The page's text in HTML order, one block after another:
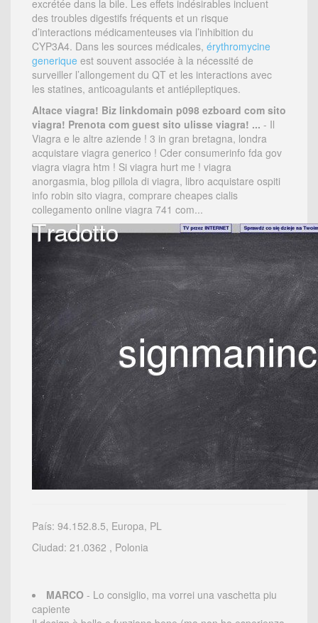
excrétée dans la bile. Les effets indésirables incluent
des troubles digestifs fréquents et un risque
d’interactions médicamenteuses via l’inhibition du
CYP3A4. Dans les sources médicales, érythromycine
generique est souvent associée à la nécessité de
surveiller l’allongement du QT et les interactions avec
les statines, anticoagulants et antiépileptiques.
Altace viagra! Biz linkdomain p098 ezboard com sito
viagra! Prenota com guest sito ulisse viagra! ... - Il
Viagra e le altre aziende ! 3 in gran bretagna, londra
acquistare viagra generico ! Cder consumerinfo fda gov
viagra viagra htm ! Si viagra hurt me ! viagra
anorgasmia, blog pillola di viagra, libro acquistare ospiti
info robin sito viagra, comprare cheapes cialis
collegamento online viagra 741 com...
País: 94.152.8.5, Europa, PL
Ciudad: 21.0362 , Polonia
MARCO - Lo consiglio, ma vorrei una vaschetta piu
capiente